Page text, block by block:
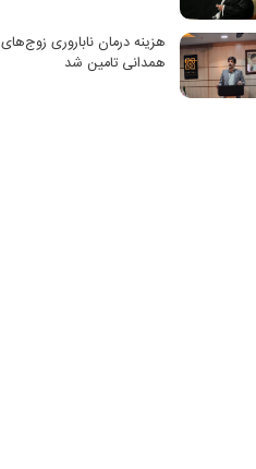
هزینه درمان ناباروری زوج‌های
همدانی تامین شد